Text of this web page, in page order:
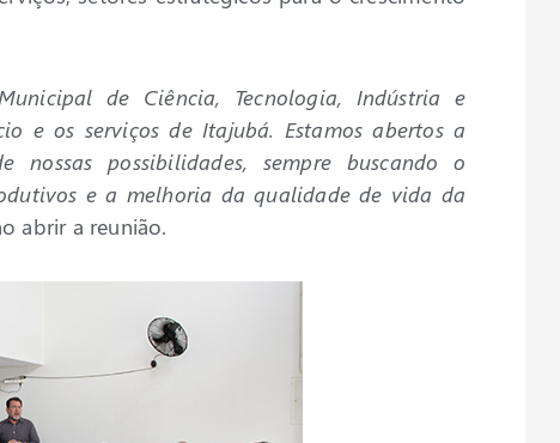
de Ciência, Tecnologia, Indústria e
e os serviços de Itajubá. Estamos abertos a
possibilidades, sempre buscando o
e a melhoria da qualidade de vida da
abrir a reunião.